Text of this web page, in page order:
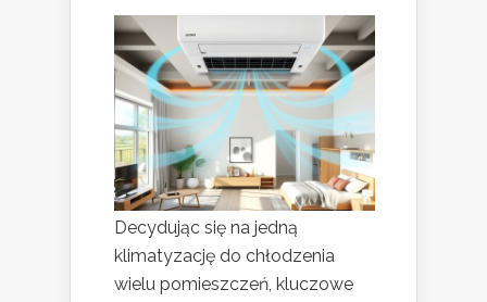
Decydując się na jedną
klimatyzację do chłodzenia
wielu pomieszczeń, kluczowe